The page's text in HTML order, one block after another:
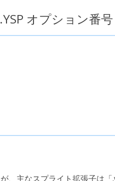
.YSP オプション番号
が、主なスプライト拡張子は「